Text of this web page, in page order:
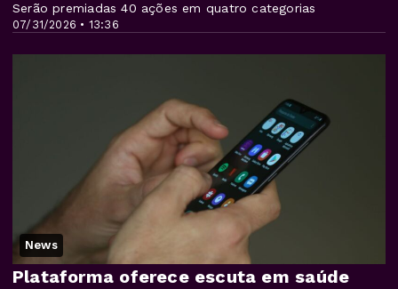
07/31/2026 • 13:36
Serão premiadas 40 ações em quatro categorias
News
Plataforma oferece escuta em saúde